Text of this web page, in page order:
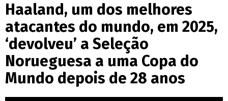
Haaland, um dos melhores
atacantes do mundo, em 2025,
‘devolveu’ a Seleção
Norueguesa a uma Copa do
Mundo depois de 28 anos